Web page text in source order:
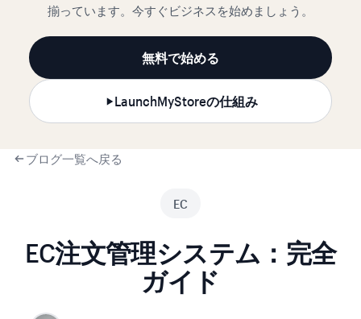
揃っています。今すぐビジネスを始めましょう。
無料で始める
LaunchMyStoreの仕組み
ブログ一覧へ戻る
EC
EC注文管理システム：完全
ガイド